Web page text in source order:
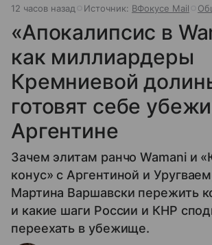
12 часов назад Источник: ВФокусе Mail
«Апокалипсис в
как миллиардеры
Кремниевой
готовят себе
Аргентине
Зачем элитам ранчо Wamani и
конус» с Аргентиной и
Мартина Варшавски пережить
и какие шаги России и КНР
переехать в убежище.